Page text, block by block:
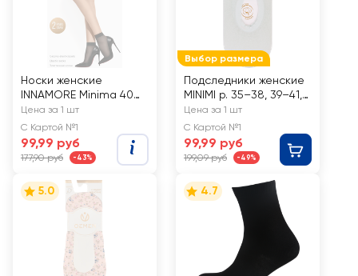
Носки женские
INNAMORE Minima 40
den nero, 2пары
Цена за 1 шт
С Картой №1
99,99 руб
177,90 руб -43%
Выбор размера
Подследники женские
MINIMI р. 35–38, 39–41,
голубые, Арт. Mini Bell
Light
Цена за 1 шт
С Картой №1
99,99 руб
199,09 руб -49%
5.0 4.7